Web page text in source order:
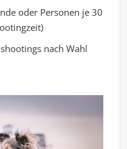
oder Personen je 30
nach Wahl